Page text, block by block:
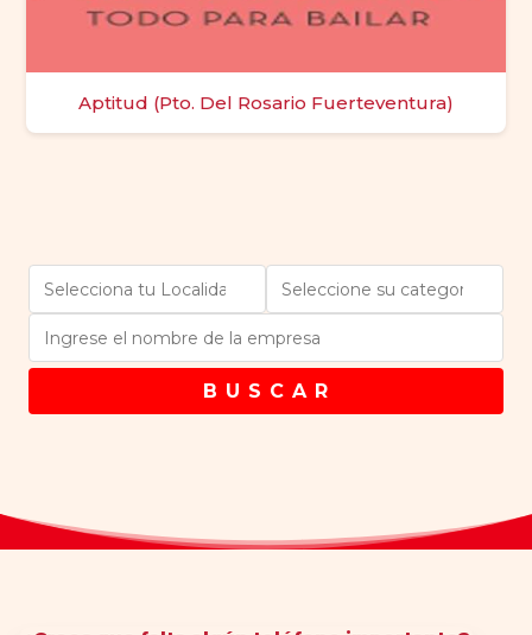
Aptitud (Pto. Del Rosario Fuerteventura)
B U S C A R